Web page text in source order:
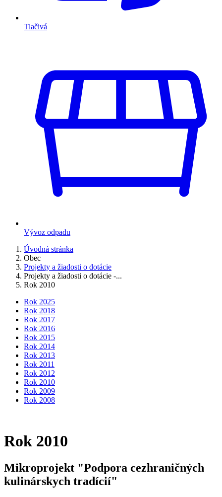
Tlačivá
Vývoz odpadu
Úvodná stránka
Obec
Projekty a žiadosti o dotácie
Projekty a žiadosti o dotácie -...
Rok 2010
Rok 2025
Rok 2018
Rok 2017
Rok 2016
Rok 2015
Rok 2014
Rok 2013
Rok 2011
Rok 2012
Rok 2010
Rok 2009
Rok 2008
Rok 2010
Mikroprojekt "Podpora cezhraničných
kulinárskych tradícií"